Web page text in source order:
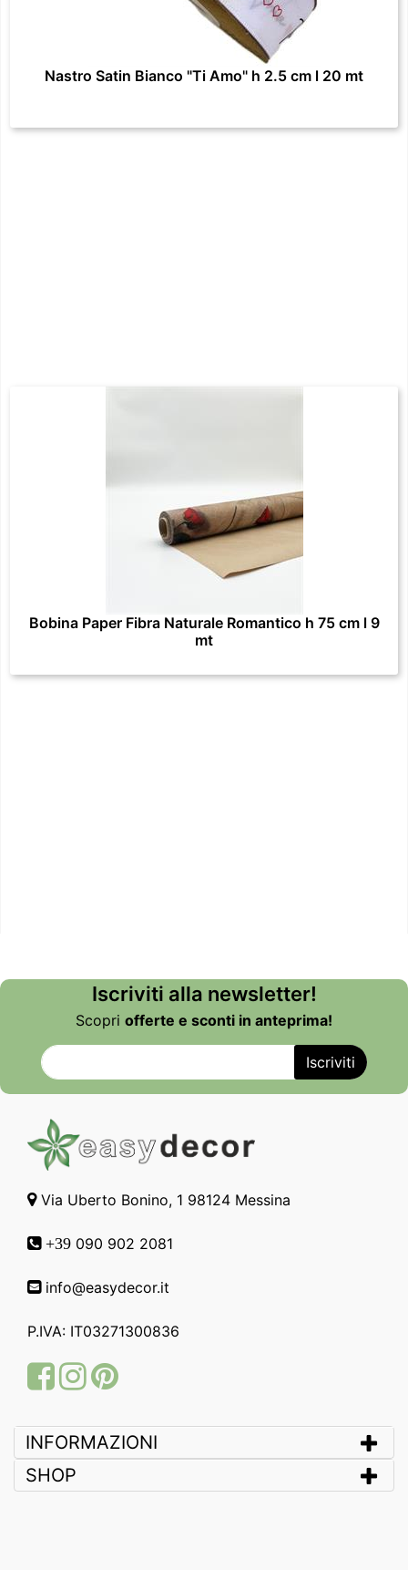
Nastro Satin Bianco "Ti Amo" h 2.5 cm l 20 mt
Bobina Paper Fibra Naturale Romantico h 75 cm l 9
mt
Iscriviti alla newsletter!
Scopri offerte e sconti in anteprima!
Via Uberto Bonino, 1 98124 Messina
+39 090 902 2081
info@easydecor.it
P.IVA: IT03271300836
FacebookInstagram
Pinterest
INFORMAZIONI
SHOP